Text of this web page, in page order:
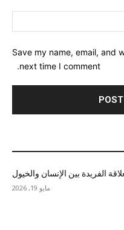
Save my name, email, and
next time I comment.
الفريدة بين الإنسان والخيول
مايو 19, 2026